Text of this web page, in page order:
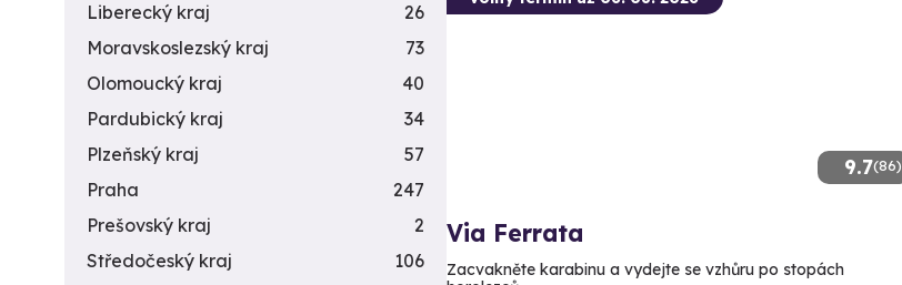
9.7(86)
Via Ferrata
Zacvakněte karabinu a vydejte se vzhůru po stopách
Liberecký kraj
26
Moravskoslezský kraj
73
Olomoucký kraj
40
Pardubický kraj
34
Plzeňský kraj
57
Praha
247
Prešovský kraj
2
Středočeský kraj
106